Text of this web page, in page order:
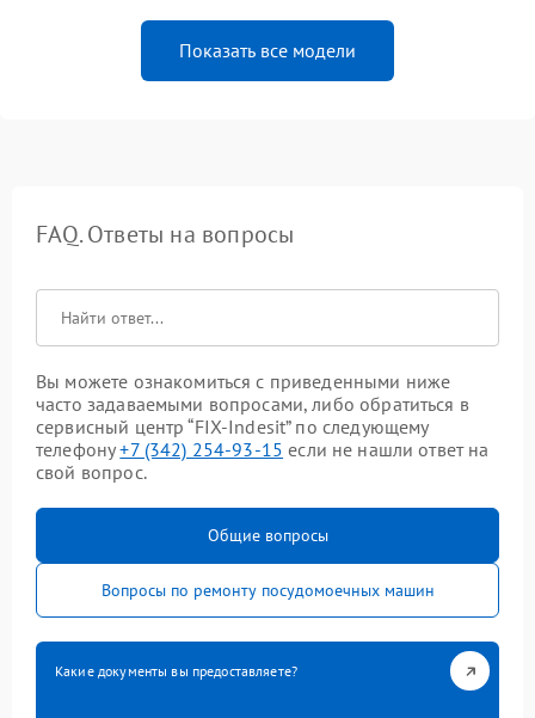
Показать все модели
FAQ. Ответы на вопросы
Вы можете ознакомиться с приведенными ниже
часто задаваемыми вопросами, либо обратиться в
сервисный центр “FIX-Indesit” по следующему
телефону+7 (342) 254-93-15 если не нашли ответ на
свой вопрос.
Общие вопросы
Вопросы по ремонту посудомоечных машин
Какие документы вы предоставляете?